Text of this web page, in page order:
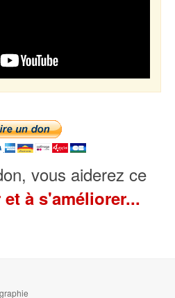
vous aiderez ce
à s'améliorer...